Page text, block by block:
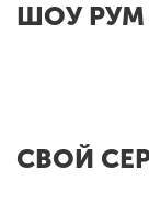
ШОУ РУМ
СВОЙ